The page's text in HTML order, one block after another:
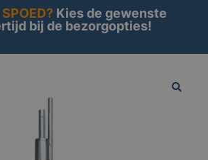
Vlaggen /Beachvlag accessoires
SPOED?Kies de gewenste
bij de bezorgopties!